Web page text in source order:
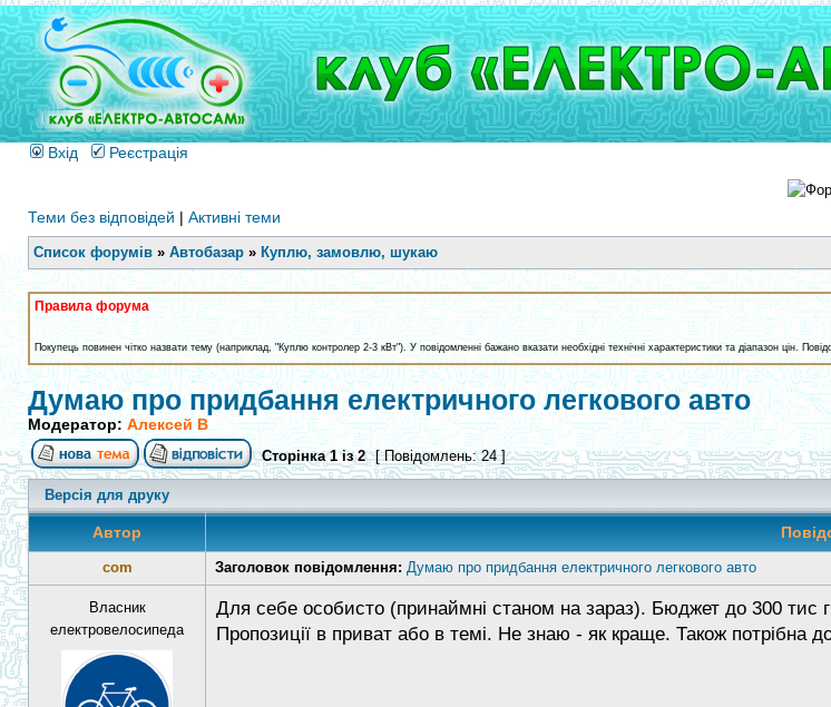
Вхід Реєстрація
Теми без відповідей | Активні теми
Список форумів » Автобазар » Куплю, замовлю, шукаю
Правила форума
Покупець повинен чітко назвати тему (наприклад, "Куплю контролер 2-3 кВт"). У повідомленні бажано вказати необхідні технічні характеристики та діапазон цін.
Думаю про придбання електричного легкового авто
Модератор:Алексей В
Сторінка1із2 [ Повідомлень: 24 ]
Версія для друку
Автор
com Заголовок повідомлення: Думаю про придбання електричного легкового авто
Власник
електровелосипеда
Для себе особисто (принаймні станом на зараз). Бюджет до 300 тис
Пропозиції в приват або в темі. Не знаю - як краще. Також потрібна